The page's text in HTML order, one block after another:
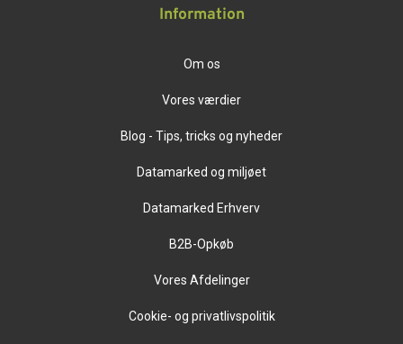
Information
Om os
Vores værdier
Blog - Tips, tricks og nyheder
Datamarked og miljøet
Datamarked Erhverv
B2B-Opkøb
Vores Afdelinger
Cookie- og privatlivspolitik